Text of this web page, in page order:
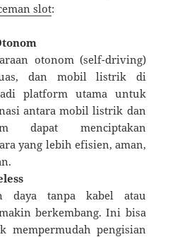
slot:
otonom (self-driving)
dan mobil listrik di
platform utama untuk
antara mobil listrik dan
dapat menciptakan
yang lebih efisien, aman,
daya tanpa kabel atau
berkembang. Ini bisa
mempermudah pengisian